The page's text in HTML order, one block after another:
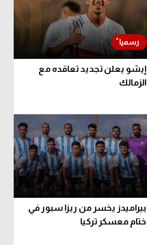
إيشو يعلن تجديد تعاقده مع
الزمالك
بيراميدز يخسر من ريزا سبور في
ختام معسكر تركيا